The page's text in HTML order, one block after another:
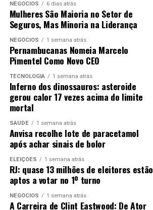
NEGÓCIOS 6 dias atrás
Mulheres São Maioria no Setor de
Seguros, Mas Minoria na Liderança
NEGÓCIOS 1 semana atrás
Pernambucanas Nomeia Marcelo
Pimentel Como Novo CEO
TECNOLOGIA 1 semana atrás
Inferno dos dinossauros: asteroide
gerou calor 17 vezes acima do limite
mortal
SAÚDE 1 semana atrás
Anvisa recolhe lote de paracetamol
após achar sinais de bolor
ELEIÇÕES 1 semana atrás
RJ: quase 13 milhões de eleitores estão
aptos a votar no 1º turno
NEGÓCIOS 1 semana atrás
A Carreira de Clint Eastwood: De Ator